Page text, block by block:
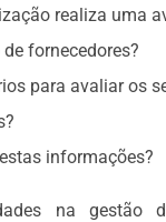
realiza uma
fornecedores?
para avaliar os
informações?
na gestão